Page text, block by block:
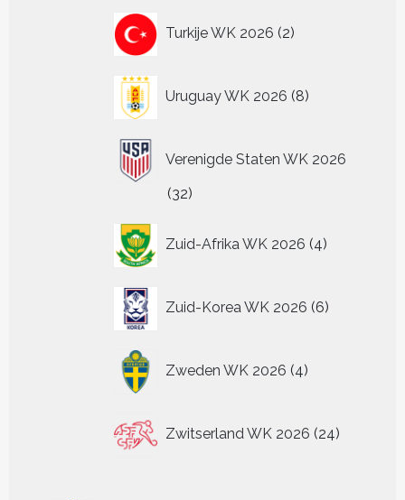
Turkije WK 2026 2
producten
Uruguay WK 2026 8
producten
Verenigde Staten WK 2026
3232
Zuid-Afrika WK 2026 4
producten
Zuid-Korea WK 2026 6
producten
Zweden WK 2026 4
producten
Zwitserland WK 2026 24
producten